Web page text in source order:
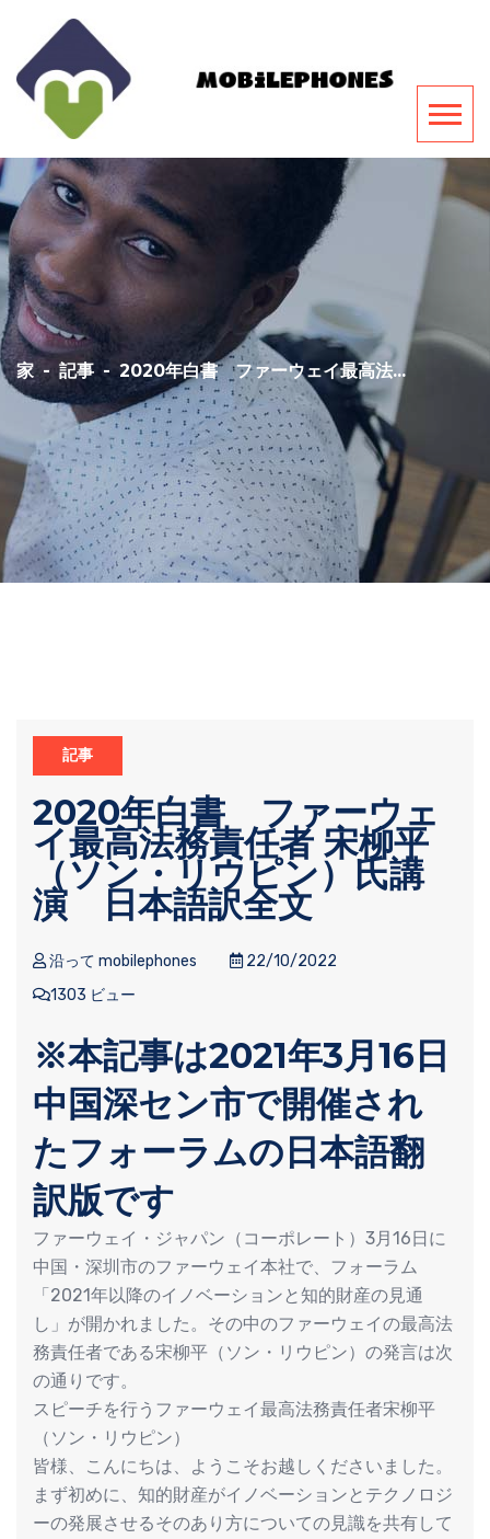
家 - 記事 - 2020年白書 ファーウェイ最高法...
記事
2020年白書 ファーウェ
イ最高法務責任者 宋柳平
（ソン・リウピン）氏講
演 日本語訳全文
沿って mobilephones
22/10/2022
1303 ビュー
※本記事は2021年3月16日
中国深セン市で開催され
たフォーラムの日本語翻
訳版です
ファーウェイ・ジャパン（コーポレート）3月16日に
中国・深圳市のファーウェイ本社で、フォーラム
「2021年以降のイノベーションと知的財産の見通
し」が開かれました。その中のファーウェイの最高法
務責任者である宋柳平（ソン・リウピン）の発言は次
の通りです。
スピーチを行うファーウェイ最高法務責任者宋柳平
（ソン・リウピン）
皆様、こんにちは、ようこそお越しくださいました。
まず初めに、知的財産がイノベーションとテクノロジ
ーの発展させるそのあり方についての見識を共有して